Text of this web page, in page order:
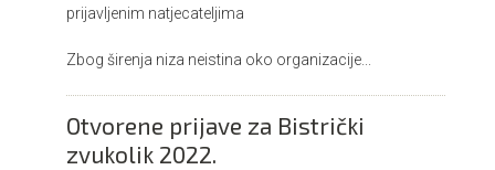
prijavljenim natjecateljima
Zbog širenja niza neistina oko organizacije...
Otvorene prijave za Bistrički
zvukolik 2022.